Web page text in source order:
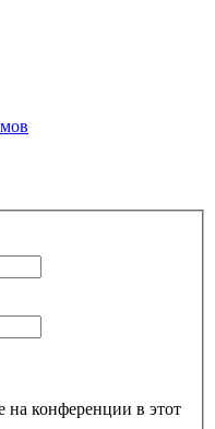
конференции в этот